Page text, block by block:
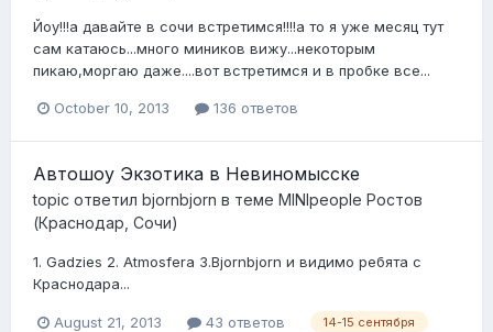
Йоу!!!а давайте в сочи встретимся!!!!а то я уже месяц тут
сам катаюсь...много миников вижу...некоторым
пикаю,моргаю даже....вот встретимся и в пробке все...
October 10, 2013 136 ответов
Автошоу Экзотика в Невиномысске
topic ответил bjornbjorn в теме MINIpeople Ростов
(Краснодар, Сочи)
1. Gadzies 2. Atmosfera 3.Bjornbjorn и видимо ребята с
Краснодара...
August 21, 2013 43 ответов 14-15 сентября